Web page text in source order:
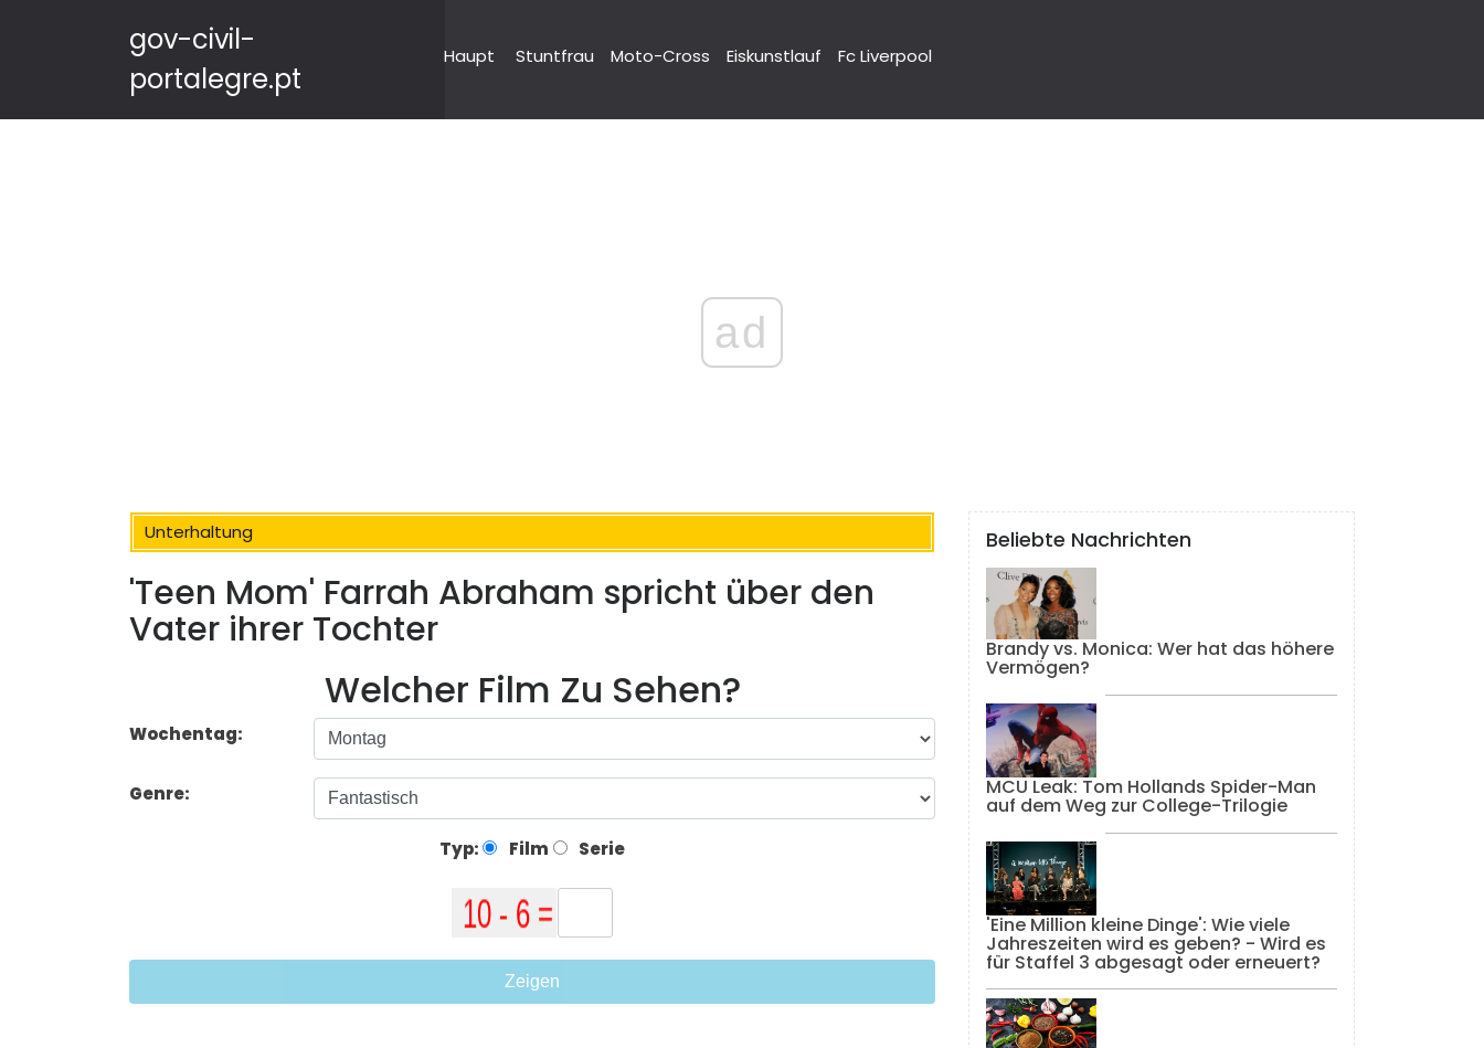
gov-civil-
portalegre.pt
Haupt Stuntfrau Moto-Cross Eiskunstlauf Fc Liverpool
ad
Unterhaltung
'Teen Mom' ​​Farrah Abraham spricht über den
Vater ihrer Tochter
Welcher Film Zu Sehen?
Wochentag:
Genre:
Typ: Film Serie
Zeigen
Beliebte Nachrichten
Brandy vs. Monica: Wer hat das höhere
Vermögen?
MCU Leak: Tom Hollands Spider-Man
auf dem Weg zur College-Trilogie
'Eine Million kleine Dinge': Wie viele
Jahreszeiten wird es geben? - Wird es
für Staffel 3 abgesagt oder erneuert?